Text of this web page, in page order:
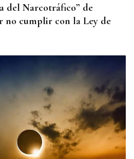
del Narcotráfico” de
no cumplir con la Ley de